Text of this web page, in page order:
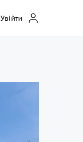
Увійти